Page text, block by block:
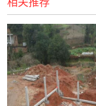
相关推荐